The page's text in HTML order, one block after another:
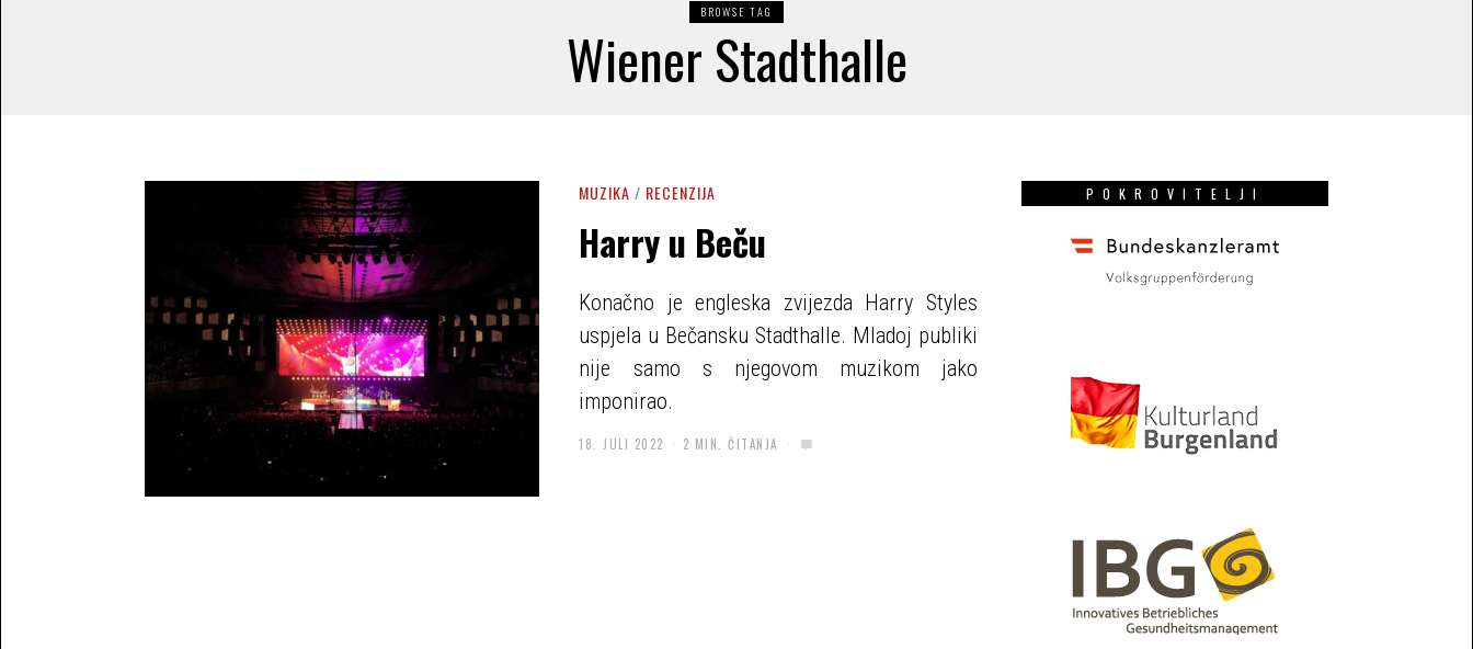
BROWSE TAG
Wiener Stadthalle
MUZIKA / RECENZIJA
Harry u Beču
Konačno je engleska zvijezda Harry Styles
uspjela u Bečansku Stadthalle. Mladoj publiki
nije samo s njegovom muzikom jako
imponirao.
18. JULI 2022 2 MIN. ČITANJA
POKROVITELJI